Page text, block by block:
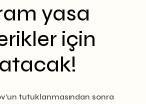
yasa
için
tutuklanmasından sonra